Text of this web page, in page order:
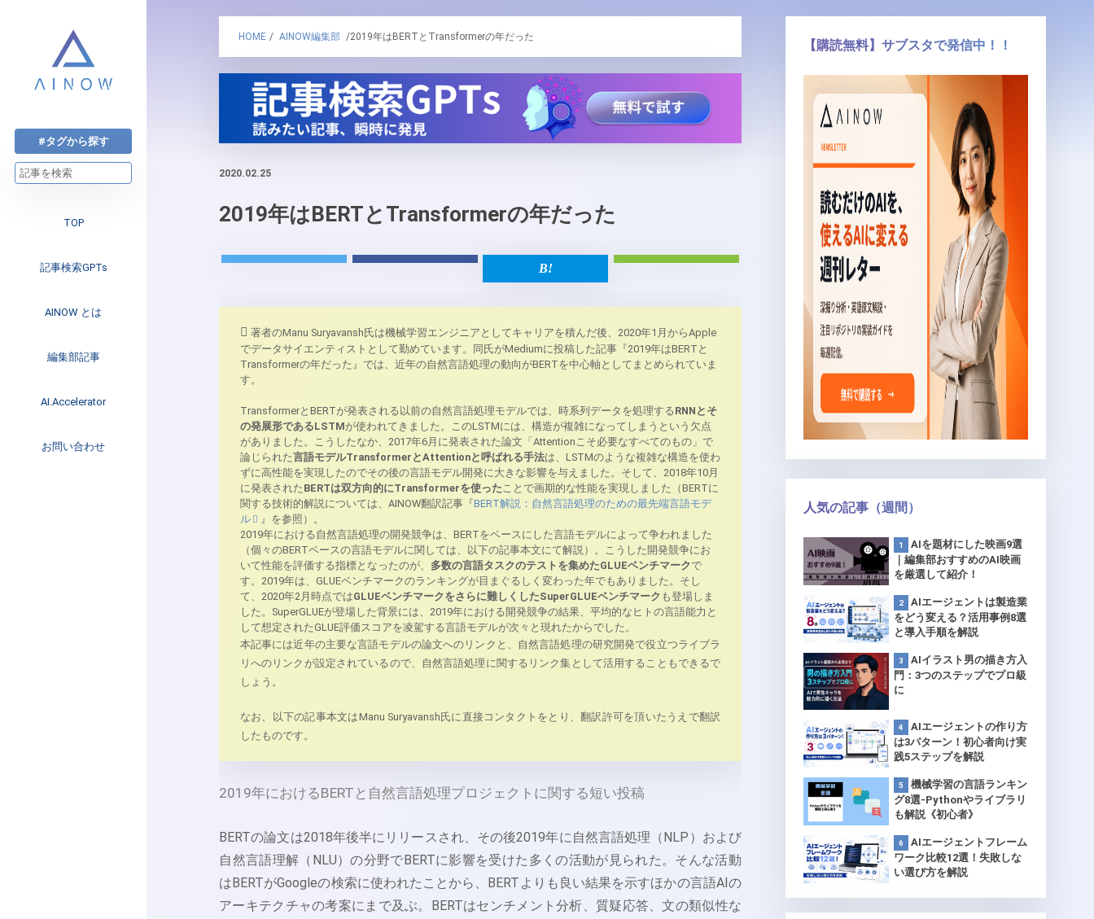
#タグから探す
TOP
記事検索GPTs
AINOW とは
編集部記事
注目のニュース
インタビュー
Web3
AI.Accelerator
AI.Accelerator記事
お問い合わせ
HOME / AINOW編集部 /2019年はBERTとTransformerの年だった
2020.02.25
2019年はBERTとTransformerの年だった
著者のManu Suryavansh氏は機械学習エンジニアとしてキャリアを積んだ後、2020年1月からApple
でデータサイエンティストとして勤めています。同氏がMediumに投稿した記事『2019年はBERTと
Transformerの年だった』では、近年の自然言語処理の動向がBERTを中心軸としてまとめられていま
す。
TransformerとBERTが発表される以前の自然言語処理モデルでは、時系列データを処理するRNNとそ
の発展形であるLSTMが使われてきました。このLSTMには、構造が複雑になってしまうという欠点
がありました。こうしたなか、2017年6月に発表された論文「Attentionこそ必要なすべてのもの」で
論じられた言語モデルTransformerとAttentionと呼ばれる手法は、LSTMのような複雑な構造を使わ
ずに高性能を実現したのでその後の言語モデル開発に大きな影響を与えました。そして、2018年10月
に発表されたBERTは双方向的にTransformerを使った ことで画期的な性能を実現しました（BERTに
関する技術的解説については、AINOW翻訳記事『BERT解説：自然言語処理のための最先端言語モデ
ル
』を参照）。
2019年における自然言語処理の開発競争は、BERTをベースにした言語モデルによって争われました
（個々のBERTベースの言語モデルに関しては、以下の記事本文にて解説）。こうした開発競争にお
いて性能を評価する指標となったのが、 多数の言語タスクのテストを集めたGLUEベンチマーク で
す。2019年は、GLUEベンチマークのランキングが目まぐるしく変わった年でもありました。そし
て、2020年2月時点ではGLUEベンチマークをさらに難しくしたSuperGLUEベンチマーク も登場しま
した。SuperGLUEが登場した背景には、2019年における開発競争の結果、平均的なヒトの言語能力と
して想定されたGLUE評価スコアを凌駕する言語モデルが次々と現れたからでした。
本記事には近年の主要な言語モデルの論文へのリンクと、自然言語処理の研究開発で役立つライブラ
リへのリンクが設定されているので、自然言語処理に関するリンク集として活用することもできるで
しょう。
なお、以下の記事本文はManu Suryavansh氏に直接コンタクトをとり、翻訳許可を頂いたうえで翻訳
したものです。
2019年におけるBERTと自然言語処理プロジェクトに関する短い投稿
BERTの論文は2018年後半にリリースされ、その後2019年に自然言語処理（NLP）および
自然言語理解（NLU）の分野でBERTに影響を受けた多くの活動が見られた。そんな活動
はBERTがGoogleの検索に使われたことから、BERTよりも良い結果を示すほかの言語AIの
アーキテクチャの考案にまで及ぶ。BERTはセンチメント分析、質疑応答、文の類似性な
【購読無料】サブスタで発信中！！
人気の記事（週間）
AIを題材にした映画9選
｜編集部おすすめのAI映画
を厳選して紹介！
AIエージェントは製造業
をどう変える？活用事例8選
と導入手順を解説
AIイラスト男の描き方入
門：3つのステップでプロ級
に
AIエージェントの作り方
は3パターン！初心者向け実
践5ステップを解説
機械学習の言語ランキン
グ8選-Pythonやライブラリ
も解説《初心者》
AIエージェントフレーム
ワーク比較12選！失敗しな
い選び方を解説